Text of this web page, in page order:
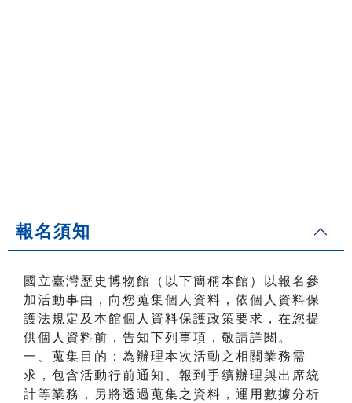
報名須知
國立臺灣歷史博物館（以下簡稱本館）以報名參
加活動事由，向您蒐集個人資料，依個人資料保
護法規定及本館個人資料保護政策要求，在您提
供個人資料前，告知下列事項，敬請詳閱。
一、蒐集目的：為辦理本次活動之相關業務需
求，包含活動行前通知、報到手續辦理與出席統
計等業務，另將透過蒐集之資料，運用數據分析